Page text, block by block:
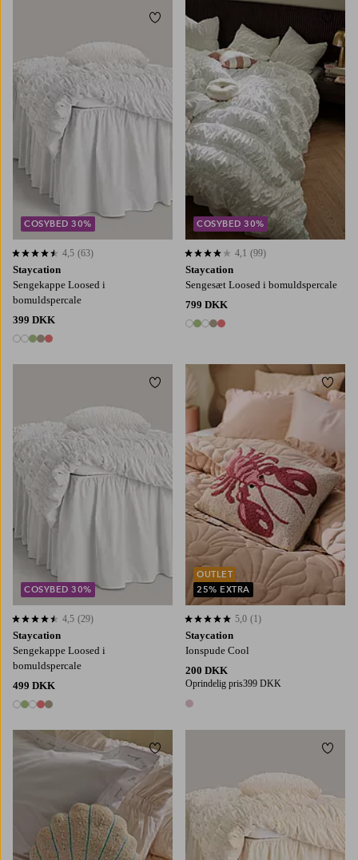
Staycation
Sengekappe Loosed i
bomuldspercale
399 DKK
5 farver
4,5 baseret på 63 bedømmelser
4,5 (63)
COSYBED 30%
Tilføj til favoritter
120X200
160X200
180X200
Staycation
Sengesæt Loosed i bomuldspercale
799 DKK
5 farver
4,1 baseret på 99 bedømmelser
4,1 (99)
COSYBED 30%
150X210220X220
Staycation
Sengekappe Loosed i
bomuldspercale
499 DKK
5 farver
4,5 baseret på 29 bedømmelser
4,5 (29)
COSYBED 30%
Tilføj til favoritter
120X200
160X200
180X200
Staycation
Ionspude Cool
200 DKK
Oprindelig pris399 DKK
1 farve
5,0 baseret på 1 bedømmelser
5,0 (1)
OUTLET
25% EXTRA
Tilføj til favoritter
120X200
160X200
180X200